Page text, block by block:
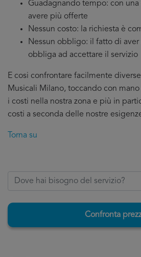
Guadagnando tempo: con
avere più offerte
Nessun costo: la richiesta è
Nessun obbligo: il fatto di
obbliga ad accettare il servizio
E cosi confrontare facilmente
Musicali Milano, toccando con
i costi nella nostra zona e più in
costi a seconda delle nostre
Torna su
Confronta